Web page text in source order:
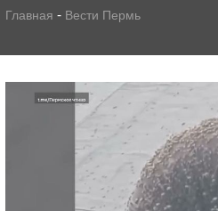
Главная - Вести Пермь